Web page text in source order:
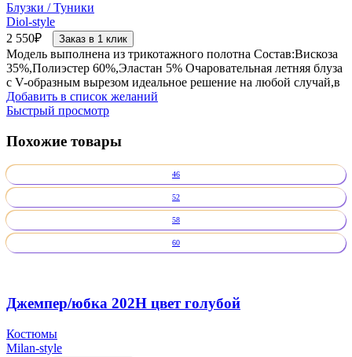
Блузки / Туники
Diol-style
2 550₽ Заказ в 1 клик
Модель выполнена из трикотажного полотна Состав:Вискоза
35%,Полиэстер 60%,Эластан 5% Очаровательная летняя блуза
с V-образным вырезом идеальное решение на любой случай,в
Добавить в список желаний
Быстрый просмотр
Похожие товары
46
52
58
60
Джемпер/юбка 202Н цвет голубой
Костюмы
Milan-style